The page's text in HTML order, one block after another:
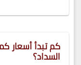
كم تبدأ أسعار
السداد؟